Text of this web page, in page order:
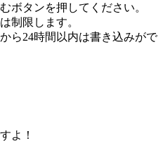
ボタンを押してください。
制限します。
ら24時間以内は書き込みがで
よ！